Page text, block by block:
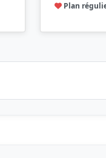
Plan